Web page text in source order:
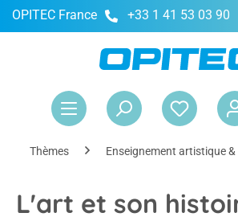
principal
OPITEC France +33 1 41 53 03 90
Thèmes Enseignement artistique
L'art et son